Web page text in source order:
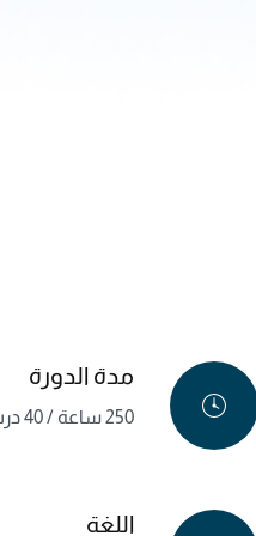
مدة الدورة
250 ساعة / 40 درس
اللغة